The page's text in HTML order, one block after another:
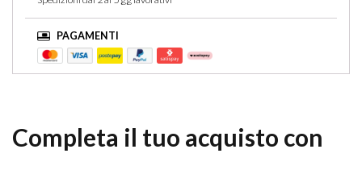
PAGAMENTI
Completa il tuo acquisto con